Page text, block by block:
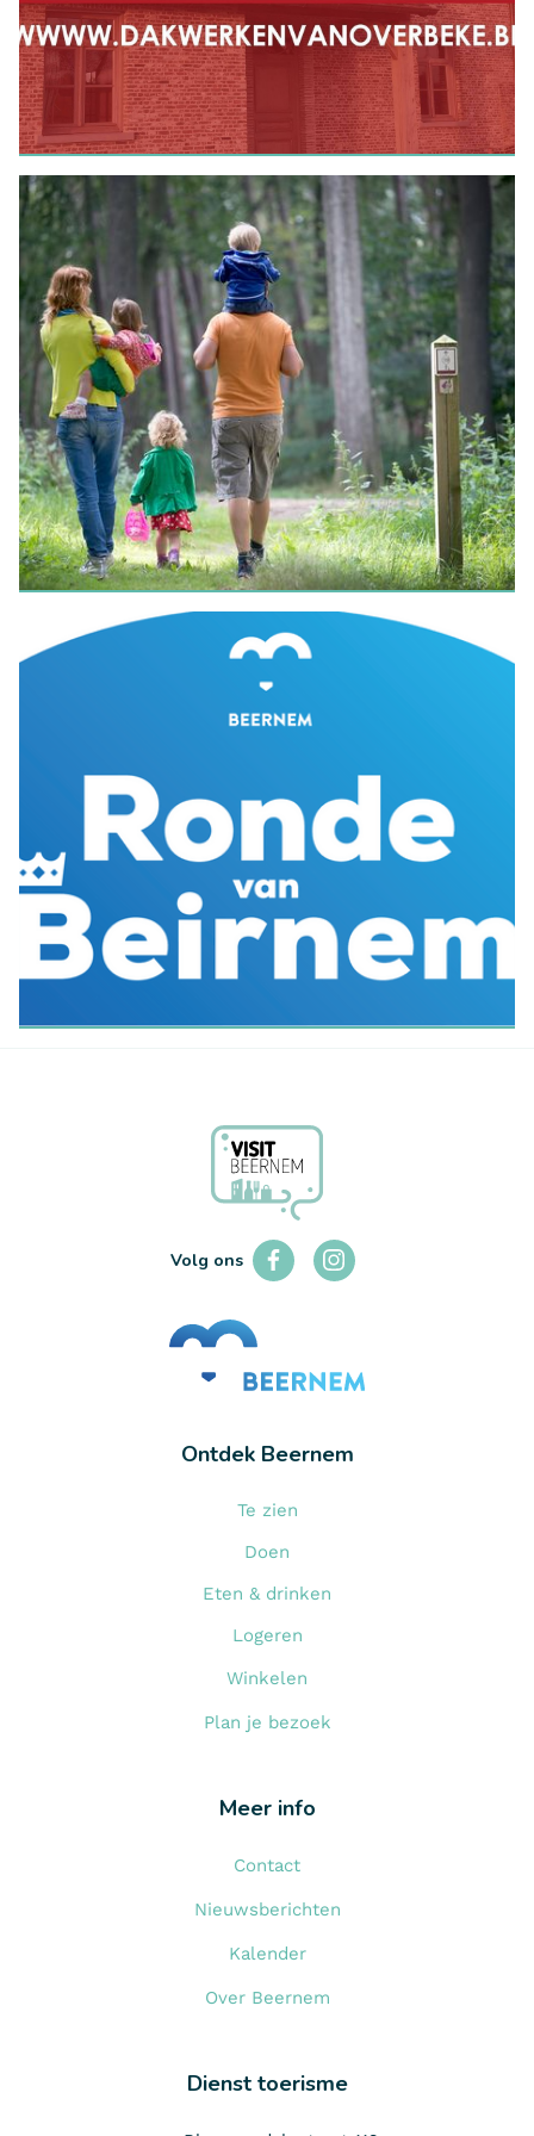
BOUW
Dakwerken Van Overbeke
LEES MEER
WANDELEN
Wandelrouteplanner
Ronde van Beirnem
Volg ons
Ontdek Beernem
Te zien
Doen
Eten & drinken
Logeren
Winkelen
Plan je bezoek
Meer info
Contact
Nieuwsberichten
Kalender
Over Beernem
Dienst toerisme